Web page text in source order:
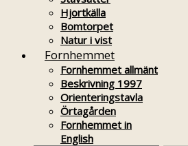
Hjortkälla
Bomtorpet
Natur i vist
Fornhemmet
Fornhemmet allmänt
Beskrivning 1997
Orienteringstavla
Örtagården
Fornhemmet in
English